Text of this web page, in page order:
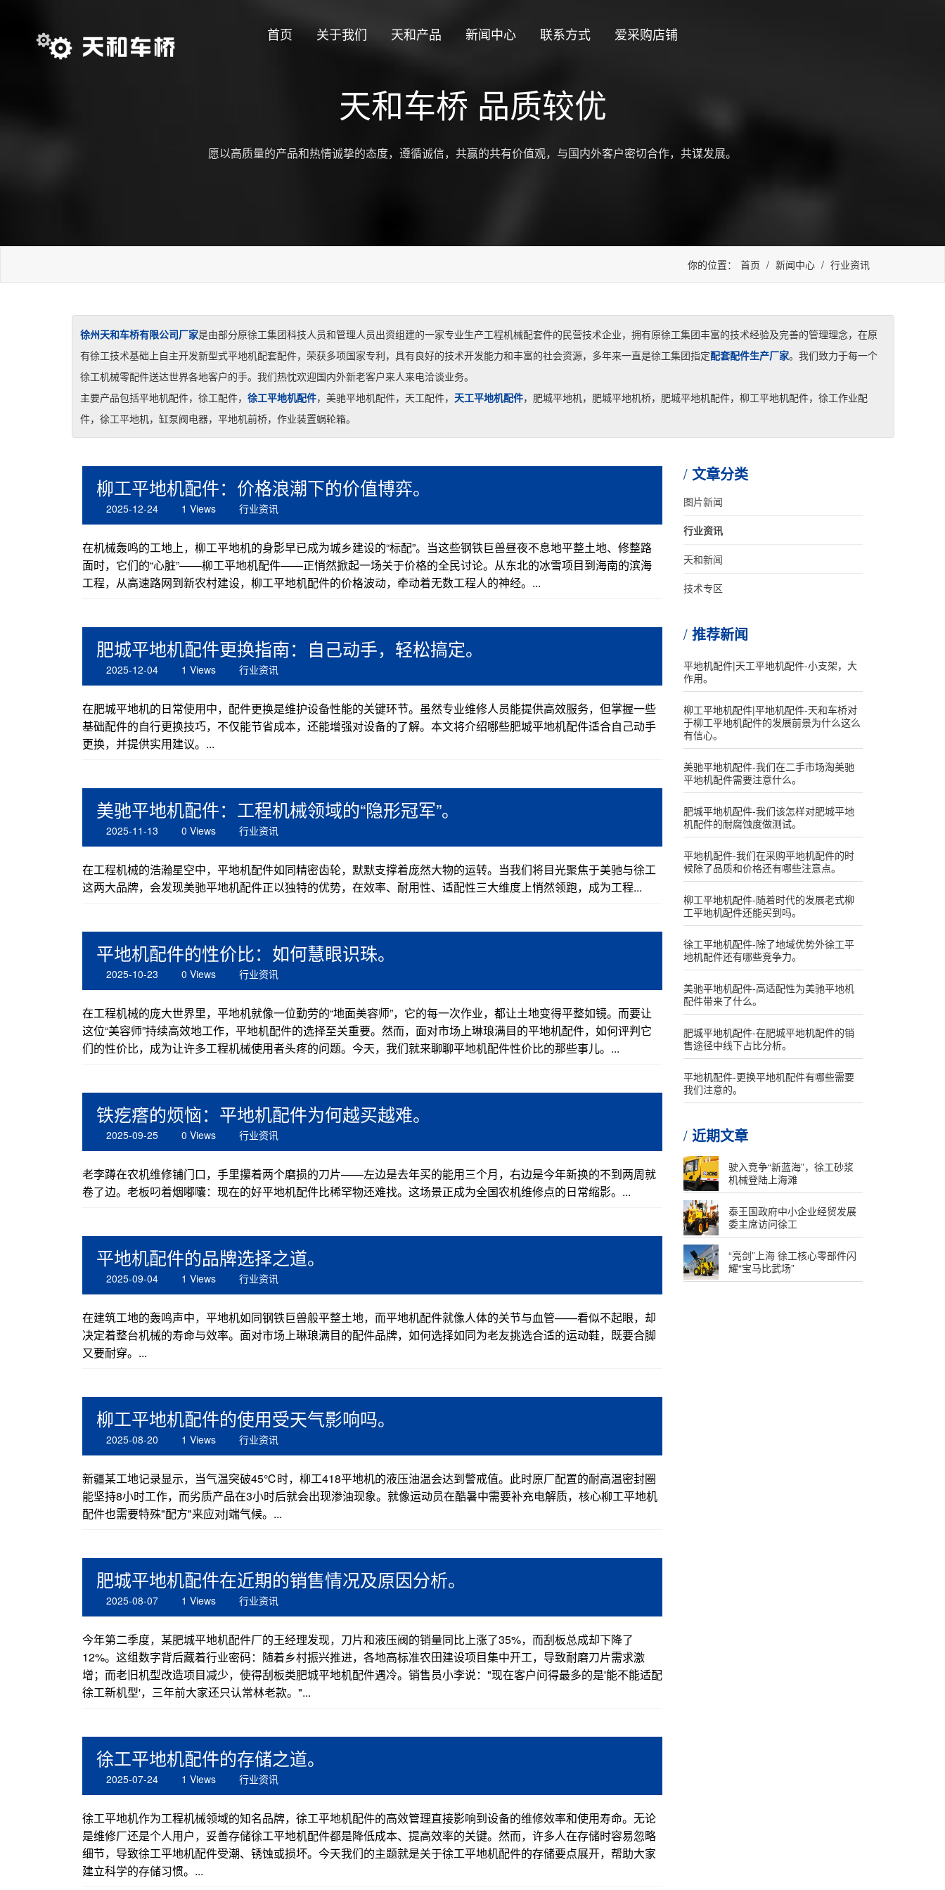
首页 关于我们 天和产品 新闻中心 联系方式 爱采购店铺
天和车桥 品质较优
愿以高质量的产品和热情诚挚的态度，遵循诚信，共赢的共有价值观，与国内外客户密切合作，共谋发展。
你的位置： 首页 / 新闻中心 / 行业资讯
徐州天和车桥有限公司厂家是由部分原徐工集团科技人员和管理人员出资组建的一家专业生产工程机械配套件的民营技术企业，拥有原徐工集团丰富的技术经验及完善的管理理念，在原
有徐工技术基础上自主开发新型式平地机配套配件，荣获多项国家专利，具有良好的技术开发能力和丰富的社会资源，多年来一直是徐工集团指定配套配件生产厂家。我们致力于每一个
徐工机械零配件送达世界各地客户的手。我们热忱欢迎国内外新老客户来人来电洽谈业务。
主要产品包括平地机配件，徐工配件，徐工平地机配件，美驰平地机配件，天工配件， 天工平地机配件，肥城平地机，肥城平地机桥，肥城平地机配件，柳工平地机配件，徐工作业配
件，徐工平地机，缸泵阀电器，平地机前桥，作业装置蜗轮箱。
柳工平地机配件：价格浪潮下的价值博弈。
2025-12-24 1 Views 行业资讯
在机械轰鸣的工地上，柳工平地机的身影早已成为城乡建设的“标配”。当这些钢铁巨兽昼夜不息地平整土地、修整路
面时，它们的“心脏”——柳工平地机配件——正悄然掀起一场关于价格的全民讨论。从东北的冰雪项目到海南的滨海
工程，从高速路网到新农村建设，柳工平地机配件的价格波动，牵动着无数工程人的神经。...
肥城平地机配件更换指南：自己动手，轻松搞定。
2025-12-04 1 Views 行业资讯
在肥城平地机的日常使用中，配件更换是维护设备性能的关键环节。虽然专业维修人员能提供高效服务，但掌握一些
基础配件的自行更换技巧，不仅能节省成本，还能增强对设备的了解。本文将介绍哪些肥城平地机配件适合自己动手
更换，并提供实用建议。...
美驰平地机配件：工程机械领域的“隐形冠军”。
2025-11-13 0 Views 行业资讯
在工程机械的浩瀚星空中，平地机配件如同精密齿轮，默默支撑着庞然大物的运转。当我们将目光聚焦于美驰与徐工
这两大品牌，会发现美驰平地机配件正以独特的优势，在效率、耐用性、适配性三大维度上悄然领跑，成为工程...
平地机配件的性价比：如何慧眼识珠‌。
2025-10-23 0 Views 行业资讯
在工程机械的庞大世界里，平地机就像一位勤劳的“地面美容师”，它的每一次作业，都让土地变得平整如镜。而要让
这位“美容师”持续高效地工作，平地机配件的选择至关重要。然而，面对市场上琳琅满目的平地机配件，如何评判它
们的性价比，成为让许多工程机械使用者头疼的问题。今天，我们就来聊聊平地机配件性价比的那些事儿。...
铁疙瘩的烦恼：平地机配件为何越买越难‌。
2025-09-25 0 Views 行业资讯
老李蹲在农机维修铺门口，手里攥着两个磨损的刀片——左边是去年买的能用三个月，右边是今年新换的不到两周就
卷了边。老板叼着烟嘟囔：现在的好平地机配件比稀罕物还难找。这场景正成为全国农机维修点的日常缩影。...
平地机配件的品牌选择之道‌。
2025-09-04 1 Views 行业资讯
在建筑工地的轰鸣声中，平地机如同钢铁巨兽般平整土地，而平地机配件‌就像人体的关节与血管——看似不起眼，却
决定着整台机械的寿命与效率。面对市场上琳琅满目的配件品牌，如何选择如同为老友挑选合适的运动鞋，既要合脚
又要耐穿。...
柳工平地机配件的使用受天气影响吗。
2025-08-20 1 Views 行业资讯
新疆某工地记录显示，当气温突破45℃时，柳工418平地机的液压油温会达到警戒值。此时原厂配置的耐高温密封圈
能坚持8小时工作，而劣质产品在3小时后就会出现渗油现象。就像运动员在酷暑中需要补充电解质，核心柳工平地机
配件也需要特殊"配方"来应对j端气候。...
肥城平地机配件在近期的销售情况及原因分析。
2025-08-07 1 Views 行业资讯
今年第二季度，某肥城平地机配件厂的王经理发现，刀片和液压阀的销量同比上涨了35%，而刮板总成却下降了
12%。这组数字背后藏着行业密码：随着乡村振兴推进，各地高标准农田建设项目集中开工，导致耐磨刀片需求激
增；而老旧机型改造项目减少，使得刮板类肥城平地机配件遇冷。销售员小李说："现在客户问得最多的是'能不能适配
徐工新机型'，三年前大家还只认常林老款。"...
徐工平地机配件的存储之道。
2025-07-24 1 Views 行业资讯
徐工平地机作为工程机械领域的知名品牌，徐工平地机配件的高效管理直接影响到设备的维修效率和使用寿命。无论
是维修厂还是个人用户，妥善存储徐工平地机配件都是降低成本、提高效率的关键。然而，许多人在存储时容易忽略
细节，导致徐工平地机配件受潮、锈蚀或损坏。今天我们的主题就是关于徐工平地机配件的存储要点展开，帮助大家
建立科学的存储习惯。...
文章分类
图片新闻
行业资讯
天和新闻
技术专区
推荐新闻
平地机配件|天工平地机配件-小支架，大
作用。
柳工平地机配件|平地机配件-天和车桥对
于柳工平地机配件的发展前景为什么这么
有信心。
美驰平地机配件-我们在二手市场淘美驰
平地机配件需要注意什么。
肥城平地机配件-我们该怎样对肥城平地
机配件的耐腐蚀度做测试。
平地机配件-我们在采购平地机配件的时
候除了品质和价格还有哪些注意点。
柳工平地机配件-随着时代的发展老式柳
工平地机配件还能买到吗。
徐工平地机配件-除了地域优势外徐工平
地机配件还有哪些竞争力。
美驰平地机配件-高适配性为美驰平地机
配件带来了什么。
肥城平地机配件-在肥城平地机配件的销
售途径中线下占比分析。
平地机配件-更换平地机配件有哪些需要
我们注意的。
近期文章
驶入竞争“新蓝海”，徐工砂浆
机械登陆上海滩
泰王国政府中小企业经贸发展
委主席访问徐工
“亮剑”上海 徐工核心零部件闪
耀“宝马比武场”